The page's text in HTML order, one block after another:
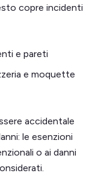
copre incidenti
e pareti
e moquette
accidentale
le esenzioni
o ai danni